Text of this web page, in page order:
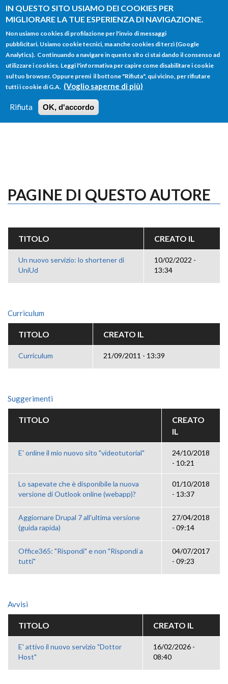
IN QUESTO SITO USIAMO DEI COOKIES PER
MIGLIORARE LA TUE ESPERIENZA DI NAVIGAZIONE.
Non usiamo cookies di profilazione per l'invio di messaggi
pubblicitari. Usiamo cookie tecnici, ma anche cookies di terzi (Google
Analytics). Continuando a navigare in questo sito ci stai dando il consenso ad
utilizzare i cookies. Leggi l'informativa per capire come disabilitare i cookie
sul tuo browser. Oppure premi il bottone "Rifiuta", qui vicino, per rifiutare
tutti i cookie di G.A. (Voglio saperne di più)
Rifiuta OK, d'accordo
Salta al contenuto principale
FORM
DI
RICERCA
Main menu
HOME TUTTI I PROFILI
LOGIN
PAGINE DI QUESTO AUTORE
TITOLO CREATO IL
Un nuovo servizio: lo shortener di
UniUd
10/02/2022 -
13:34
Curriculum
TITOLO CREATO IL
Curriculum 21/09/2011 - 13:39
Suggerimenti
TITOLO
CREATO
IL
E' online il mio nuovo sito "videotutorial"
24/10/2018
- 10:21
Lo sapevate che è disponibile la nuova
versione di Outlook online (webapp)?
01/10/2018
- 13:37
Aggiornare Drupal 7 all'ultima versione
(guida rapida)
27/04/2018
- 09:14
Office365: "Rispondi" e non "Rispondi a
tutti"
04/07/2017
- 09:23
Avvisi
TITOLO CREATO IL
E' attivo il nuovo servizio "Dottor
Host"
16/02/2026 -
08:40